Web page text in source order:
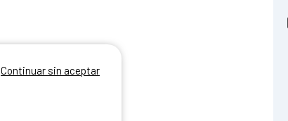
Continuar sin aceptar